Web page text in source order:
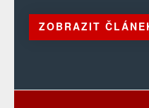
ZOBRAZIT